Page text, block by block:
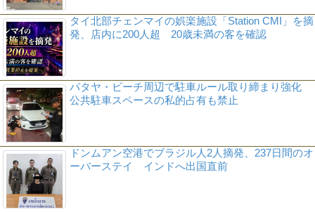
タイ北部チェンマイの娯楽施設「Station CMI」を摘
発、店内に200人超 20歳未満の客を確認
パタヤ・ビーチ周辺で駐車ルール取り締まり強化
公共駐車スペースの私的占有も禁止
ドンムアン空港でブラジル人2人摘発、237日間のオ
ーバーステイ インドへ出国直前